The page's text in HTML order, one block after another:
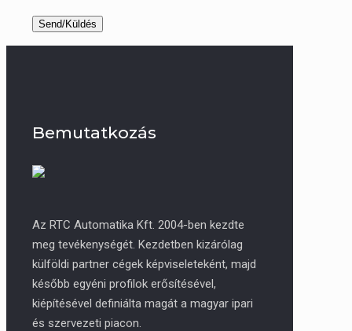
Bemutatkozás
Az RTC Automatika Kft. 2004-ben kezdte
meg tevékenységét. Kezdetben kizárólag
külföldi partner cégek képviseleteként, majd
később egyéni profilok erősítésével,
kiépítésével definiálta magát a magyar ipari
és szervezeti piacon.